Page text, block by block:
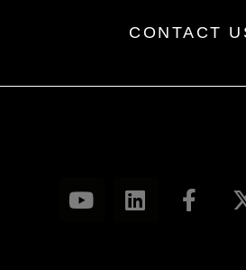
CONTACT